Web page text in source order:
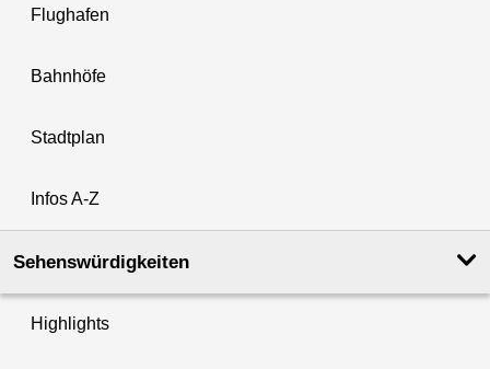
Flughafen
Bahnhöfe
Stadtplan
Infos A-Z
Sehenswürdigkeiten
Highlights